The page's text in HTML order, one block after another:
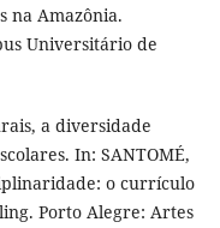
na Amazônia.
Universitário de
a diversidade
In: SANTOMÉ,
o currículo
Porto Alegre: Artes